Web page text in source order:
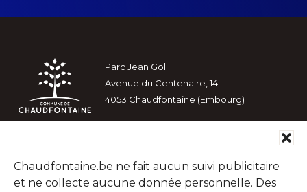
Chaudfontaine.be ne fait aucun suivi publicitaire
et ne collecte aucune donnée personnelle. Des
Footer
Parc Jean Gol
Avenue du Centenaire, 14
4053 Chaudfontaine (Embourg)
Rechercher